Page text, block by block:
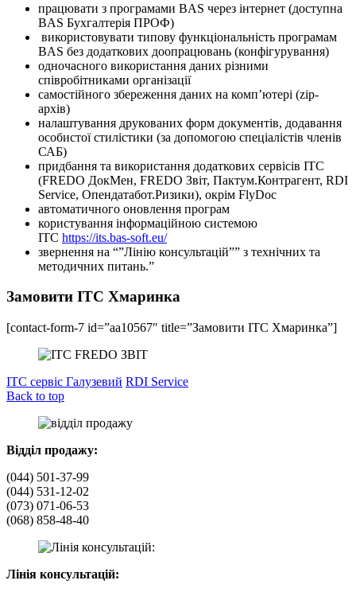
працювати з програмами BAS через інтернет (доступна
BAS Бухгалтерія ПРОФ)
використовувати типову функціональність програмам
BAS без додаткових доопрацювань (конфігурування)
одночасного використання даних різними
співробітниками організації
самостійного збереження даних на комп’ютері (zip-
архів)
налаштування друкованих форм документів, додавання
особистої стилістики (за допомогою спеціалістів членів
САБ)
придбання та використання додаткових сервісів ІТС
(FREDO ДокМен, FREDO Звіт, Пактум.Контрагент, RDI
Service, Опендатабот.Ризики), окрім FlyDoc
автоматичного оновлення програм
користування інформаційною системою
ІТС https://its.bas-soft.eu/
звернення на “”Лінію консультацій”” з технічних та
методичних питань.”
Замовити ІТС Хмаринка
[contact-form-7 id=”aa10567″ title=”Замовити ІТС Хмаринка”]
ІТС сервіс Галузевий RDI Service
Back to top
Відділ продажу:
(044) 501-37-99
(044) 531-12-02
(073) 071-06-53
(068) 858-48-40
Лінія консультацій: